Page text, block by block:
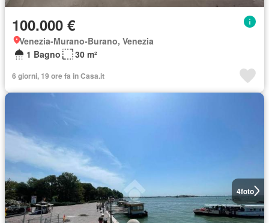
100.000 €
Venezia-Murano-Burano, Venezia
1 Bagno
30 m²
6 giorni, 19 ore fa in Casa.it
4foto